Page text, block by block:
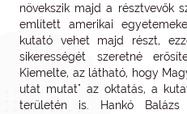
növekszik majd a résztvevők
említett amerikai
kutató vehet majd részt,
sikerességét szeretné
Kiemelte, az látható, hogy
utat mutat" az oktatás, a
területén is. Hankó